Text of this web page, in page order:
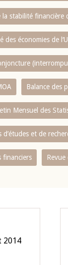
la stabilité financière
économies de
Balance des
Mensuel des
d’études et de
financiers
2014